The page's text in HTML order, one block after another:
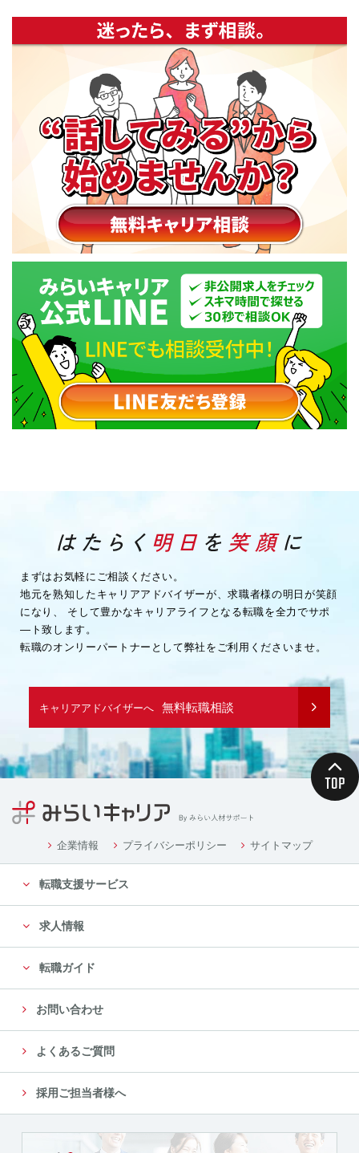
まずはお気軽にご相談ください。
地元を熟知したキャリアアドバイザーが、求職者様の明日が笑顔
になり、
そして豊かなキャリアライフとなる転職を全力でサポ
―ト致します。
転職のオンリーパートナーとして弊社をご利用くださいませ。
キャリアアドバイザーへ 無料転職相談
企業情報 プライバシーポリシー サイトマップ
転職支援サービス
求人情報
転職ガイド
お問い合わせ
よくあるご質問
採用ご担当者様へ